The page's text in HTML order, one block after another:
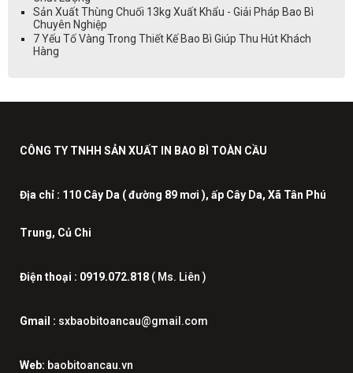
Sản Xuất Thùng Chuối 13kg Xuất Khẩu - Giải Pháp Bao Bì
Chuyên Nghiệp
7 Yếu Tố Vàng Trong Thiết Kế Bao Bì Giúp Thu Hút Khách
Hàng
CÔNG TY TNHH SẢN XUẤT IN BAO BÌ TOÀN CẦU
Địa chỉ : 110 Cây Da ( đường 89 mơi ), ấp Cây Da, Xã Tân Phú
Trung, Củ Chi
Điện thoại : 0919.072.818 ( Ms. Liên )
Gmail : sxbaobitoancau@gmail.com
Web: baobitoancau.vn